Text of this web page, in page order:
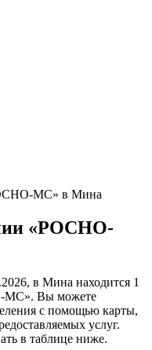
МС» в Мина
«РОСНО-
в Мина находится 1
МС». Вы можете
с помощью карты,
услуг.
в таблице ниже.